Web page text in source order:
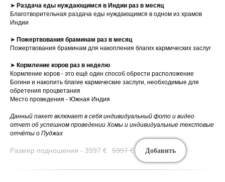
➤ Раздача еды нуждающимся в Индии раз в месяц
Благотворительная раздача еды нуждающимся в одном из храмов
Индии
➤ Пожертвования браминам раз в месяц
Пожертвования браминам для накопления благих кармических заслуг
➤ Кормление коров раз в неделю
Кормление коров - это ещё один способ обрести расположение
Богини и накопить благие кармические заслуги, необходимые для
обретения процветания
Место проведения - Южная Индия
Данный пакет включает в себя индивидуальный фото и видео
отчет об успешном проведении Хомы и индивидуальные текстовые
отчёты о Пуджах
Размер подношения - 3997 € 5997 € Добавить